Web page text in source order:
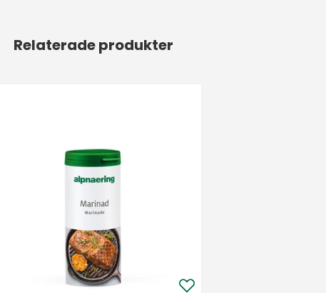
Relaterade produkter